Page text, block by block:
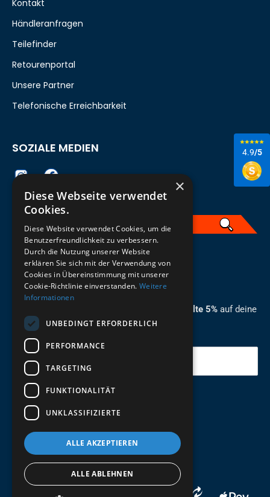
4.9/5
ZUM NEWSLETTER ANMELDEN
Melde dich jetzt zum Newsletter an und erhalte 5% auf deine
erste Bestellung.
Deine Email
Abschicken
Kontakt
Händleranfragen
Teilefinder
Retourenportal
Unsere Partner
Telefonische Erreichbarkeit
SOZIALE MEDIEN
German
×
Diese Webseite verwendet
Cookies.
Diese Website verwendet Cookies, um die
Benutzerfreundlichkeit zu verbessern.
Durch die Nutzung unserer Website
erklären Sie sich mit der Verwendung von
Cookies in Übereinstimmung mit unserer
Cookie-Richtlinie einverstanden. Weitere
Informationen
UNBEDINGT ERFORDERLICH
PERFORMANCE
TARGETING
FUNKTIONALITÄT
UNKLASSIFIZIERTE
ALLE AKZEPTIEREN
ALLE ABLEHNEN